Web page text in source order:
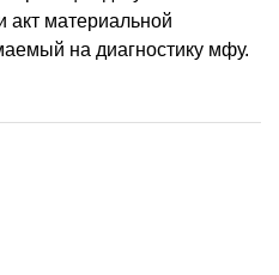
акт материальной
на диагностику мфу.